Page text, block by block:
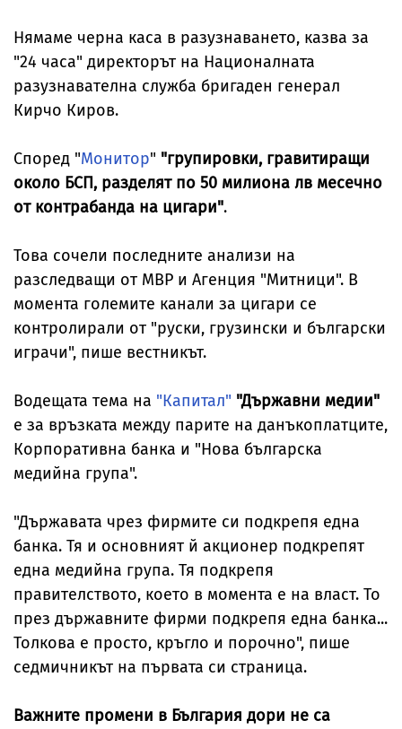
Нямаме черна каса в разузнаването, казва за
"24 часа" директорът на Националната
разузнавателна служба бригаден генерал
Кирчо Киров.
Според "Монитор" "групировки, гравитиращи
около БСП, разделят по 50 милиона лв месечно
от контрабанда на цигари".
Това сочели последните анализи на
разследващи от МВР и Агенция "Митници". В
момента големите канали за цигари се
контролирали от "руски, грузински и български
играчи", пише вестникът.
Водещата тема на "Капитал" "Държавни медии"
е за връзката между парите на данъкоплатците,
Корпоративна банка и "Нова българска
медийна група".
"Държавата чрез фирмите си подкрепя една
банка. Тя и основният й акционер подкрепят
една медийна група. Тя подкрепя
правителството, което в момента е на власт. То
през държавните фирми подкрепя една банка...
Толкова е просто, кръгло и порочно", пише
седмичникът на първата си страница.
Важните промени в България дори не са